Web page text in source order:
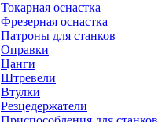
Токарная оснастка
Фрезерная оснастка
Патроны для станков
Оправки
Цанги
Штревели
Втулки
Резцедержатели